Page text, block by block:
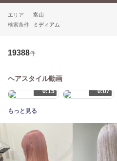
エリア
富山
検索条件
ミディアム
19388件
ヘアスタイル動画
0:15 0:07
もっと見る